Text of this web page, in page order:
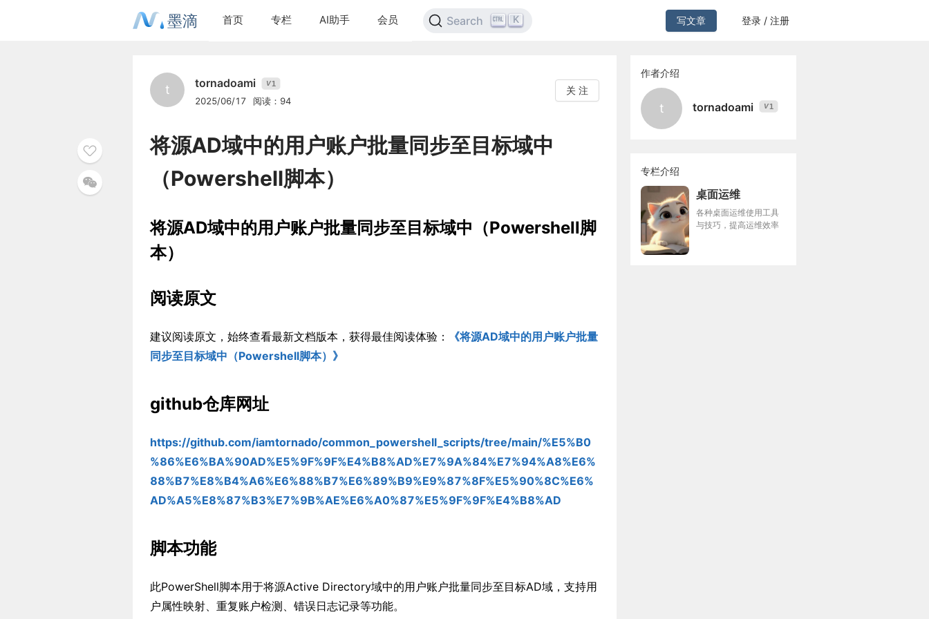
墨滴 首页 专栏 AI助手 会员 Search K 写文章 登录 / 注册
t tornadoami V1
2025/06/17 阅读：94
关 注
将源AD域中的用户账户批量同步至目标域中
（Powershell脚本）
将源AD域中的用户账户批量同步至目标域中（Powershell脚
本）
阅读原文
建议阅读原文，始终查看最新文档版本，获得最佳阅读体验：
《将源AD域中的用户账户批量
同步至目标域中（Powershell脚本）》
github仓库网址
https://github.com/iamtornado/common_powershell_scripts/tree/main/%E5%B0
%86%E6%BA%90AD%E5%9F%9F%E4%B8%AD%E7%9A%84%E7%94%A8%E6%
88%B7%E8%B4%A6%E6%88%B7%E6%89%B9%E9%87%8F%E5%90%8C%E6%
AD%A5%E8%87%B3%E7%9B%AE%E6%A0%87%E5%9F%9F%E4%B8%AD
脚本功能
此PowerShell脚本用于将源Active Directory域中的用户账户批量同步至目标AD域，支持用
户属性映射、重复账户检测、错误日志记录等功能。
作者介绍
t tornadoami V1
专栏介绍
桌面运维
各种桌面运维使用工具
与技巧，提高运维效率